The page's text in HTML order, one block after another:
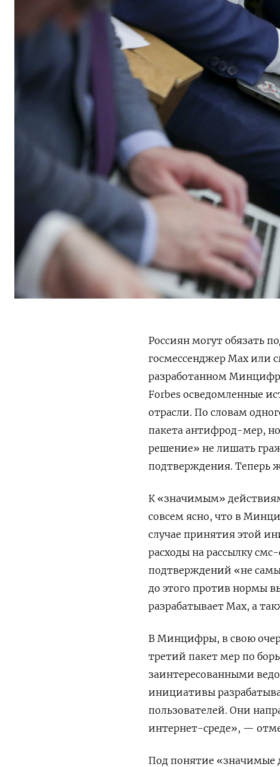
Россиян могут обязать
госмессенджер Мах или
разработанном
Forbes осведомленные
отрасли. По словам
пакета антифрод-мер,
решение» не лишать
подтверждения. Теперь
К «значимым»
совсем ясно, что в
случае принятия этой
расходы на рассылку
подтверждений «не
до этого против нормы
разрабатывает Мах, а
В Минцифры, в свою
третий пакет мер по
заинтересованными
инициативы
пользователей. Они
интернет-среде», —
Под понятие «значимые